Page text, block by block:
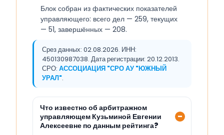
Блок собран из фактических показателей
управляющего: всего дел — 259, текущих
— 51, завершённых — 208.
Срез данных: 02.08.2026. ИНН:
450130987038. Дата регистрации: 20.12.2013.
СРО: АССОЦИАЦИЯ "СРО АУ "ЮЖНЫЙ
УРАЛ".
Что известно об арбитражном
управляющем Кузьминой Евгении
Алексеевне по данным рейтинга?